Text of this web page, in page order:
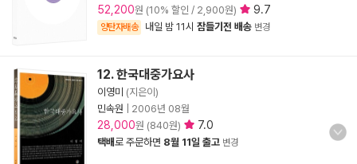
52,200원 (10% 할인 / 2,900원) 9.7
양탄자배송 내일 밤 11시 잠들기전 배송 변경
12. 한국대중가요사
이영미 (지은이)
민속원
2006년 08월
28,000원 (840원) 7.0
택배로 주문하면 8월 11일 출고 변경